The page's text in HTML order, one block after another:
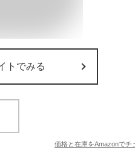
トでみる
価格と在庫をAmazonでチ